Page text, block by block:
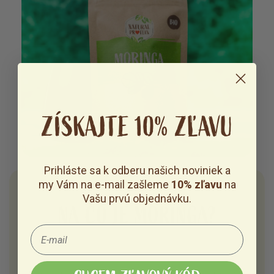
ZÍSKAJTE 10% ZĽAVU
Prihláste sa k odberu našich noviniek a
my Vám na e-mail zašleme 10% zľavu na
Vašu prvú objednávku.